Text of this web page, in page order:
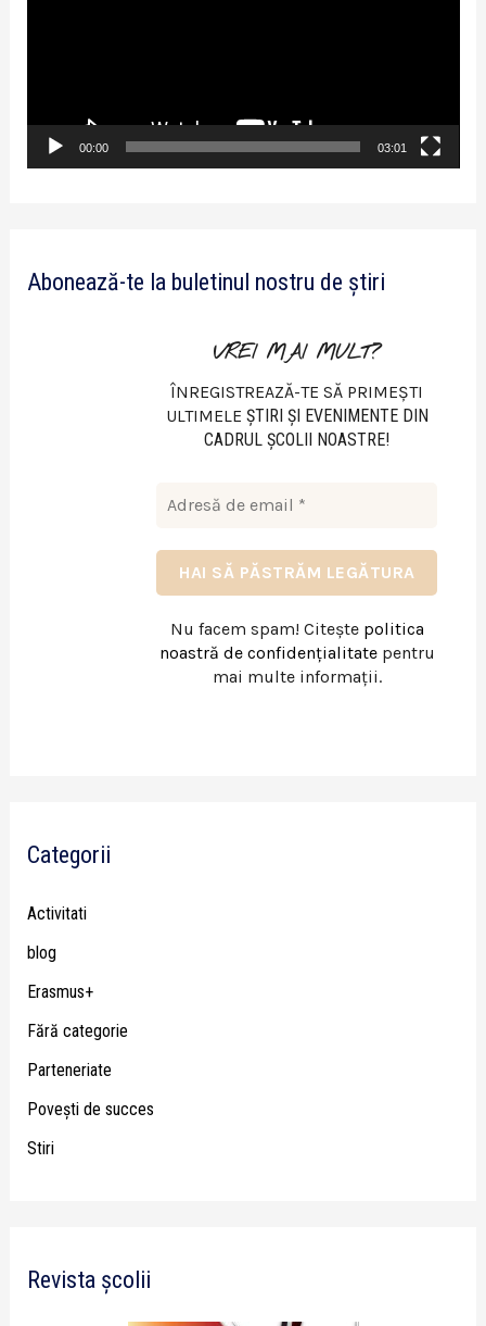
o
00:00 03:01
Abonează-te la buletinul nostru de știri
VREI MAI MULT?
ÎNREGISTREAZĂ-TE SĂ PRIMEȘTI
ULTIMELE ŞTIRI ŞI EVENIMENTE DIN
CADRUL ŞCOLII NOASTRE!
Nu facem spam! Citește politica
noastră de confidențialitatepentru
mai multe informații.
Categorii
Activitati
blog
Erasmus+
Fără categorie
Parteneriate
Poveşti de succes
Stiri
Revista școlii